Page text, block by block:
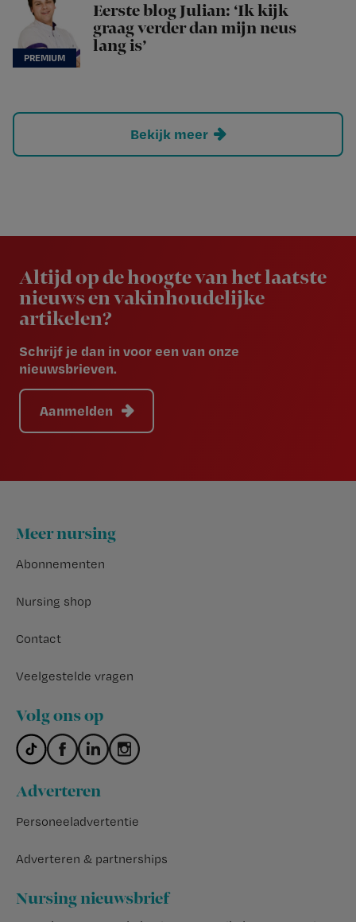
Eerste blog Julian: ‘Ik kijk
graag verder dan mijn neus
lang is’
Bekijk meer
Altijd op de hoogte van het laatste
nieuws en vakinhoudelijke
artikelen?
Schrijf je dan in voor een van onze
nieuwsbrieven.
Aanmelden
Footer
Meer nursing
Abonnementen
Nursing shop
Contact
Veelgestelde vragen
Volg ons op
Adverteren
Personeeladvertentie
Adverteren & partnerships
Nursing nieuwsbrief